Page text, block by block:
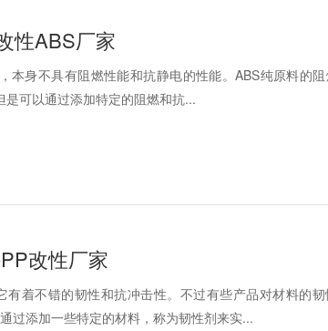
性ABS厂家
本身不具有阻燃性能和抗静电的性能。ABS纯原料的
可以通过添加特定的阻燃和抗...
改性厂家
着不错的韧性和抗冲击性。不过有些产品对材料的
过添加一些特定的材料，称为韧性剂来实...